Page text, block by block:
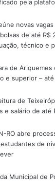
pela
novas
de até R$
técnico e
de
e superior – até
de
e salário de até
RO abre
estudantes de
Municipal de